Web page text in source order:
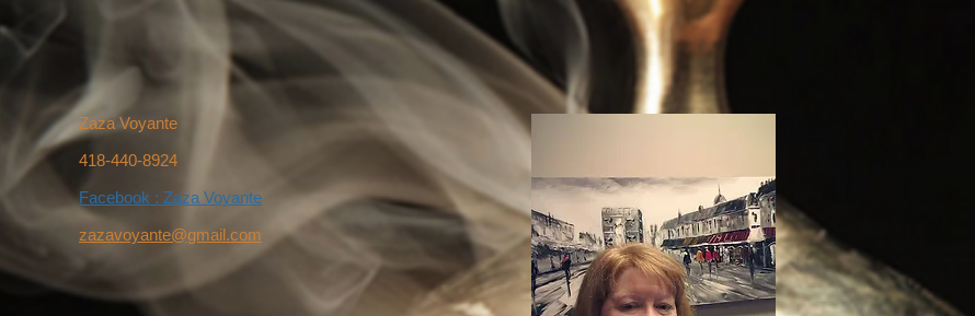
Zaza Voyante
418-440-8924
Facebook : Zaza Voyante
zazavoyante@gmail.com